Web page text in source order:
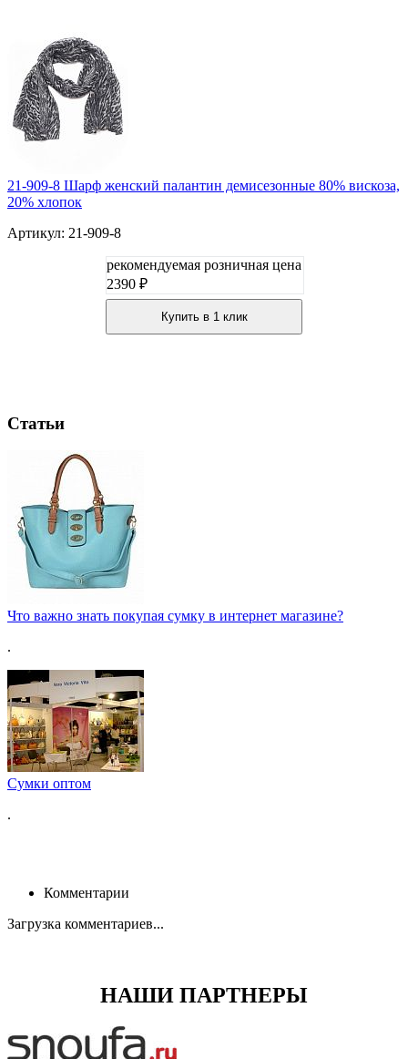
21-909-8 Шарф женский палантин демисезонные 80% вискоза,
20% хлопок
Артикул: 21-909-8
рекомендуемая розничная цена
2390 ₽
Купить в 1 клик
Статьи
Что важно знать покупая сумку в интернет магазине?
.
Сумки оптом
.
Комментарии
Загрузка комментариев...
НАШИ ПАРТНЕРЫ